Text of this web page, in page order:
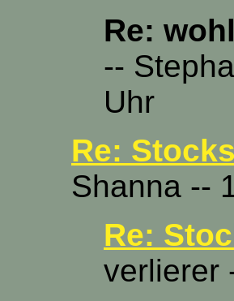
Re:
--
Uhr
Re:
Shanna --
Re:
verlierer